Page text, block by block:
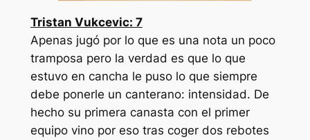
Tristan Vukcevic: 7
Apenas jugó por lo que es una nota un poco
tramposa pero la verdad es que lo que
estuvo en cancha le puso lo que siempre
debe ponerle un canterano: intensidad. De
hecho su primera canasta con el primer
equipo vino por eso tras coger dos rebotes